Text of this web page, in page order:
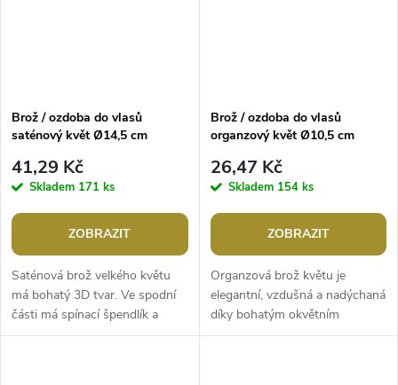
Brož / ozdoba do vlasů
saténový květ Ø14,5 cm
41,29 Kč
Skladem 171 ks
ZOBRAZIT
Saténová brož velkého květu
má bohatý 3D tvar. Ve spodní
části má spínací špendlík a
klips, takže ji můžete připevnit
Brož / ozdoba do vlasů
organzový květ Ø10,5 cm
26,47 Kč
Skladem 154 ks
ZOBRAZIT
Organzová brož květu je
elegantní, vzdušná a nadýchaná
díky bohatým okvětním
plátkům. Ve spodní části má